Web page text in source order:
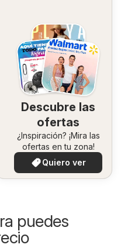
Descubre las
ofertas
¿Inspiración? ¡Mira las
ofertas en tu zona!
Quiero ver
puedes